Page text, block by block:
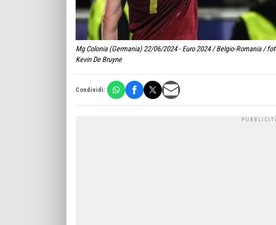
Mg Colonia (Germania) 22/06/2024 - Euro 2024 / Belgio-Romania /
Kevin De Bruyne
Condividi: